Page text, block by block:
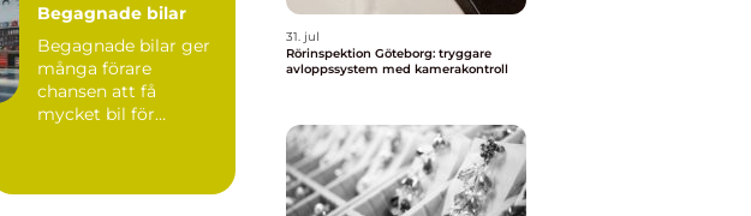
Begagnade bilar
Begagnade bilar ger
många förare
chansen att få
mycket bil för
31. jul
Rörinspektion Göteborg: tryggare
avloppssystem med kamerakontroll